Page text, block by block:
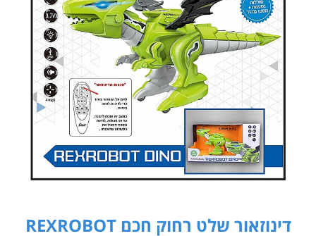
דינוזאור שלט רחוק חכם REXROBOT